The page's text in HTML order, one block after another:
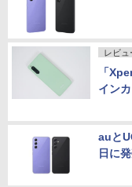
レビュ
「
イン
auと
日に